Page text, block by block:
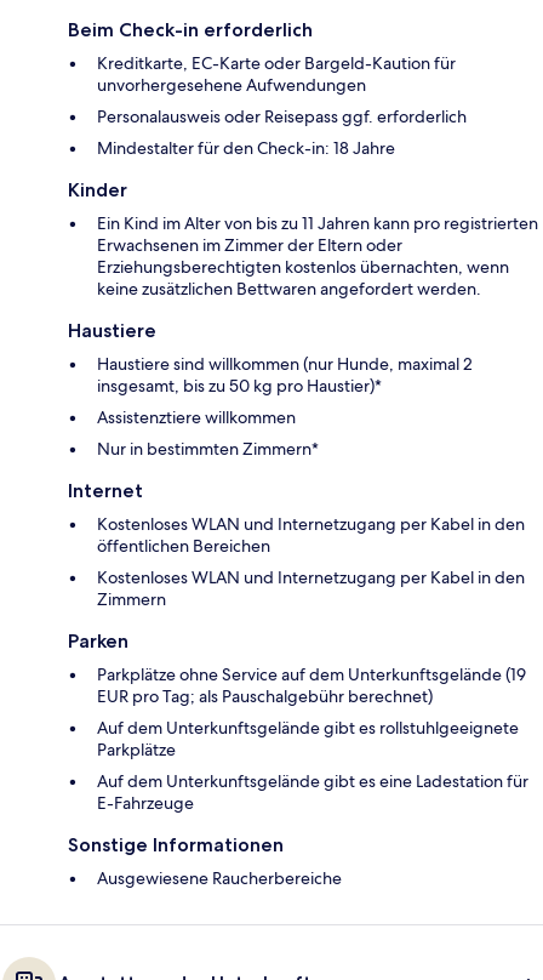
Beim Check-in erforderlich
Kreditkarte, EC-Karte oder Bargeld-Kaution für
unvorhergesehene Aufwendungen
Personalausweis oder Reisepass ggf. erforderlich
Mindestalter für den Check-in: 18 Jahre
Kinder
Ein Kind im Alter von bis zu 11 Jahren kann pro registrierten
Erwachsenen im Zimmer der Eltern oder
Erziehungsberechtigten kostenlos übernachten, wenn
keine zusätzlichen Bettwaren angefordert werden.
Haustiere
Haustiere sind willkommen (nur Hunde, maximal 2
insgesamt, bis zu 50 kg pro Haustier)*
Assistenztiere willkommen
Nur in bestimmten Zimmern*
Internet
Kostenloses WLAN und Internetzugang per Kabel in den
öffentlichen Bereichen
Kostenloses WLAN und Internetzugang per Kabel in den
Zimmern
Parken
Parkplätze ohne Service auf dem Unterkunftsgelände (19
EUR pro Tag; als Pauschalgebühr berechnet)
Auf dem Unterkunftsgelände gibt es rollstuhlgeeignete
Parkplätze
Auf dem Unterkunftsgelände gibt es eine Ladestation für
E-Fahrzeuge
Sonstige Informationen
Ausgewiesene Raucherbereiche